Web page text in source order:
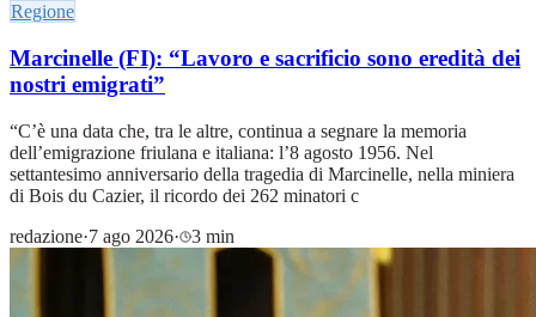
Regione
Marcinelle (FI): “Lavoro e sacrificio sono eredità dei
nostri emigrati”
“C’è una data che, tra le altre, continua a segnare la memoria
dell’emigrazione friulana e italiana: l’8 agosto 1956. Nel
settantesimo anniversario della tragedia di Marcinelle, nella miniera
di Bois du Cazier, il ricordo dei 262 minatori c
redazione·7 ago 2026· 3 min